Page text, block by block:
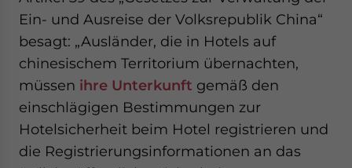
Ein- und Ausreise der Volksrepublik China“
besagt: „Ausländer, die in Hotels auf
chinesischem Territorium übernachten,
müssen ihre Unterkunft gemäß den
einschlägigen Bestimmungen zur
Hotelsicherheit beim Hotel registrieren und
die Registrierungsinformationen an das